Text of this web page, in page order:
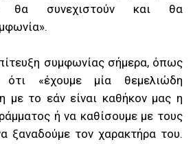
θα συνεχιστούν και θα
συμφωνίας σήμερα, όπως
ότι «έχουμε μία θεμελιώδη
με το εάν είναι καθήκον μας η
ή να καθίσουμε με τους
ξαναδούμε τον χαρακτήρα του.